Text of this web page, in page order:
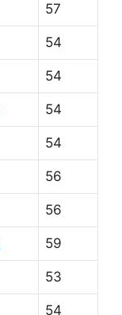
57
54
54
54
54
56
56
59
53
54